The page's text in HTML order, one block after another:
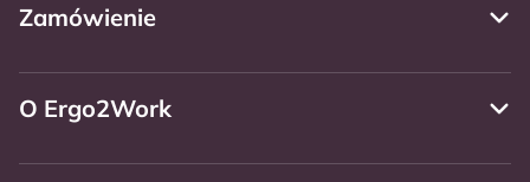
Zamówienie
O Ergo2Work